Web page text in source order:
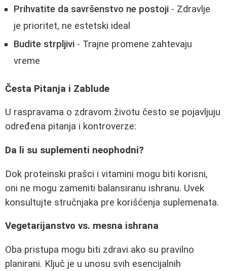
Prihvatite da savršenstvo ne postoji - Zdravlje
je prioritet, ne estetski ideal
Budite strpljivi - Trajne promene zahtevaju
vreme
Česta Pitanja i Zablude
U raspravama o zdravom životu često se pojavljuju
određena pitanja i kontroverze:
Da li su suplementi neophodni?
Dok proteinski prašci i vitamini mogu biti korisni,
oni ne mogu zameniti balansiranu ishranu. Uvek
konsultujte stručnjaka pre korišćenja suplemenata.
Vegetarijanstvo vs. mesna ishrana
Oba pristupa mogu biti zdravi ako su pravilno
planirani. Ključ je u unosu svih esencijalnih